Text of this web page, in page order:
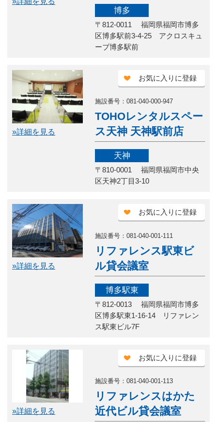
博多
〒812-0011 福岡県福岡市博多
区博多駅前3-4-25 アクロスキュ
ーブ博多駅前
»詳細を見る
施設番号：081-040-000-947
お気に入りに登録
TOHOレンタルスペー
ス天神 天神駅前店
天神
〒810-0001 福岡県福岡市中央
区天神2丁目3-10
»詳細を見る
施設番号：081-040-001-111
お気に入りに登録
リファレンス駅東ビ
ル貸会議室
博多駅東
〒812-0013 福岡県福岡市博多
区博多駅東1-16-14 リファレン
ス駅東ビル7F
»詳細を見る
施設番号：081-040-001-113
お気に入りに登録
リファレンスはかた
近代ビル貸会議室